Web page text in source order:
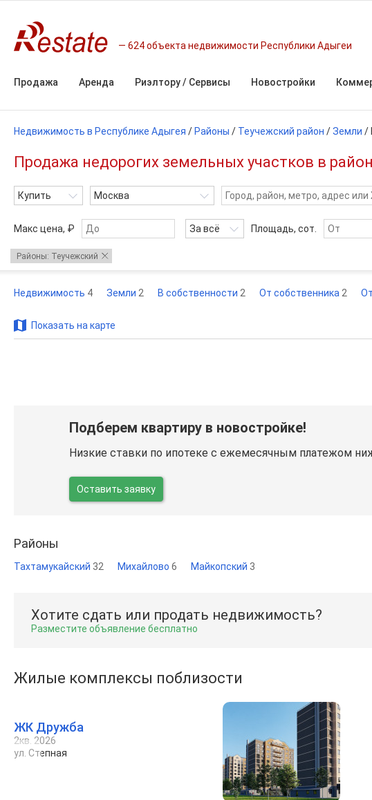
624 объекта недвижимости Республики Адыгеи
Продажа Аренда Риэлтору / Сервисы Новостройки
Недвижимость в Республике Адыгея / Районы / Теучежский район /Земли /
Продажа недорогих земельных участков в
Купить Москва
Макс цена, ₽ За всё Площадь, сот.
Районы: Теучежский
Недвижимость 4 Земли 2 В собственности 2 От собственника 2
Показать на карте
Подберем квартиру в новостройке!
Низкие ставки по ипотеке с ежемесячным платежом
Оставить заявку
Районы
Тахтамукайский 32 Михайлово 6 Майкопский 3
Хотите сдать или продать недвижимость?
Разместите объявление бесплатно
Жилые комплексы поблизости
ЖК Дружба
2кв. 2026
ул. Степная